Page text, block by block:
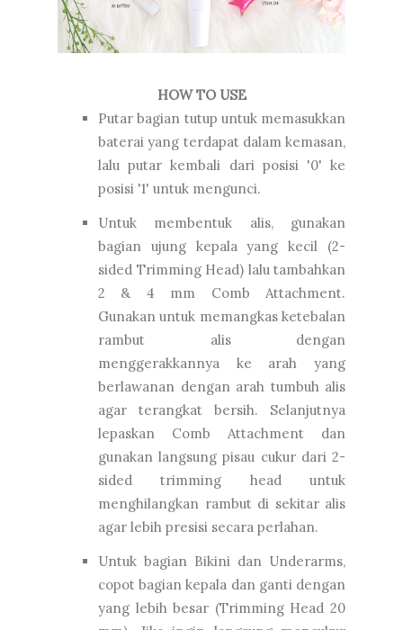
HOW TO USE
Putar bagian tutup untuk memasukkan
baterai yang terdapat dalam kemasan,
lalu putar kembali dari posisi '0' ke
posisi '1' untuk mengunci.
Untuk membentuk alis, gunakan
bagian ujung kepala yang kecil (2-
sided Trimming Head) lalu tambahkan
2 & 4 mm Comb Attachment.
Gunakan untuk memangkas ketebalan
rambut alis dengan
menggerakkannya ke arah yang
berlawanan dengan arah tumbuh alis
agar terangkat bersih. Selanjutnya
lepaskan Comb Attachment dan
gunakan langsung pisau cukur dari 2-
sided trimming head untuk
menghilangkan rambut di sekitar alis
agar lebih presisi secara perlahan.
Untuk bagian Bikini dan Underarms,
copot bagian kepala dan ganti dengan
yang lebih besar (Trimming Head 20